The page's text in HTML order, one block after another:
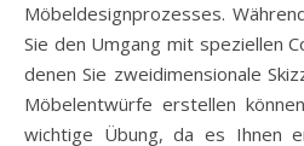
Möbeldesignprozesses.
Sie den Umgang mit speziellen
denen Sie zweidimensionale
Möbelentwürfe erstellen
wichtige Übung, da es Ihnen